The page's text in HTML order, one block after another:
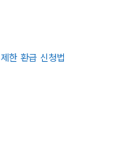
한 환급 신청법